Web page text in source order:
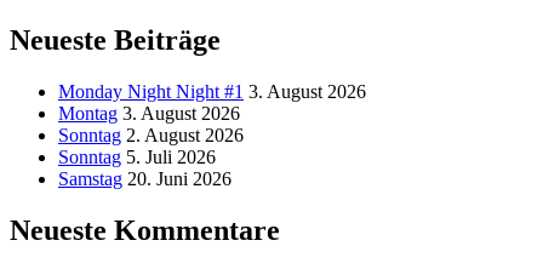
Neueste Beiträge
Monday Night Night #1 3. August 2026
Montag 3. August 2026
Sonntag 2. August 2026
Sonntag 5. Juli 2026
Samstag 20. Juni 2026
Neueste Kommentare